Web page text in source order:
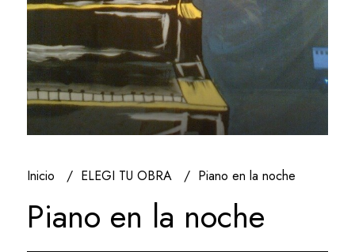
Inicio ELEGI TU OBRA Piano en la noche
Piano en la noche